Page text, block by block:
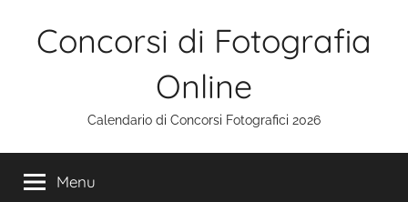
Concorsi di Fotografia
Online
Calendario di Concorsi Fotografici 2026
Menu